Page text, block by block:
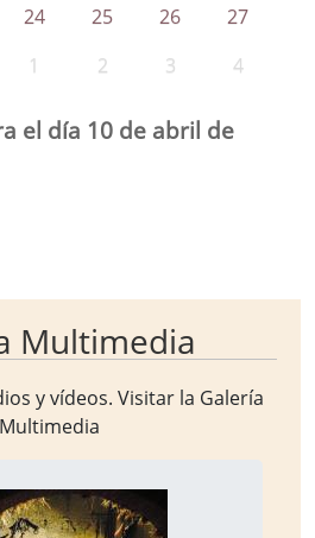
24 25 26
27
1 2 3 4
el día 10 de abril de
Multimedia
y vídeos. Visitar la Galería
Multimedia